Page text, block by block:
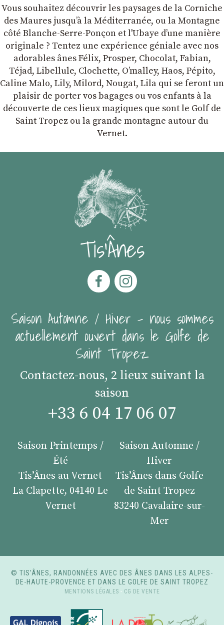
Vous souhaitez découvrir les paysages de la Corniche
des Maures jusqu’à la Méditerranée, ou la Montagne
côté Blanche-Serre-Ponçon et l'Ubaye dʼune manière
originale ? Tentez une expérience géniale avec nos
adorables ânes Félix, Prosper, Chocolat, Fabian,
Téjad, Libellule, Clochette, Oʼmalley, Haos, Pépito,
Caline Malo, Lily, Milord, Nougat, Lila qui se feront un
plaisir de porter vos bagages ou vos enfants à la
découverte de ces lieux magiques que sont le Golf de
Saint Tropez ou la grande montagne autour du
Vernet.
Tis'Ânes
Saison Automne / Hiver - nous sommes
actuellement ouvert dans le Golfe de
Saint Tropez
Contactez-nous, 2 lieux suivant la
saison
+33 6 04 17 06 07
Saison Printemps /
Été
Tis’Ânes au Vernet
La Clapette, 04140 Le
Vernet
Saison Automne /
Hiver
Tis’Ânes dans Golfe
de Saint Tropez
83240 Cavalaire-sur-
Mer
© TIS’ÂNES, RANDONNÉES AVEC DES ÂNES DANS LES ALPES-
DE-HAUTE-PROVENCE ET DANS LE GOLFE DE SAINT TROPEZ
MENTIONS LÉGALES - CG DE VENTE